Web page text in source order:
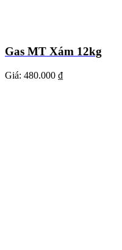
Gas MT Xám 12kg
Giá: 480.000 ₫